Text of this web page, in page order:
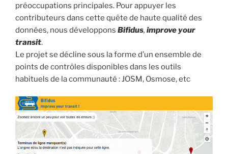
préoccupations principales. Pour appuyer les
contributeurs dans cette quête de haute qualité des
données, nous développons Bifidus, improve your
transit.
Le projet se décline sous la forme d’un ensemble de
points de contrôles disponibles dans les outils
habituels de la communauté : JOSM, Osmose, etc